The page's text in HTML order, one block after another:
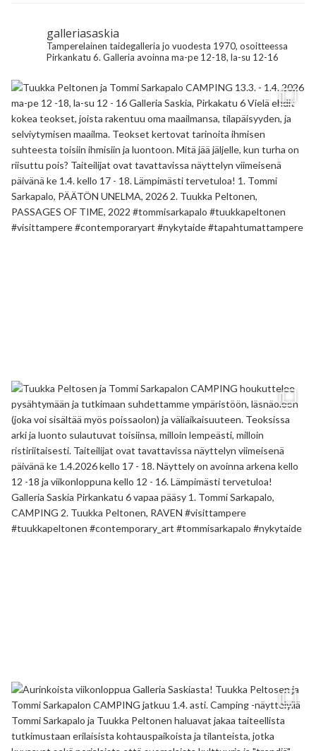
galleriasaskia
Tamperelainen taidegalleria jo vuodesta 1970, osoitteessa
Pirkankatu 6. Galleria avoinna ma-pe 12-18, la-su 12-16